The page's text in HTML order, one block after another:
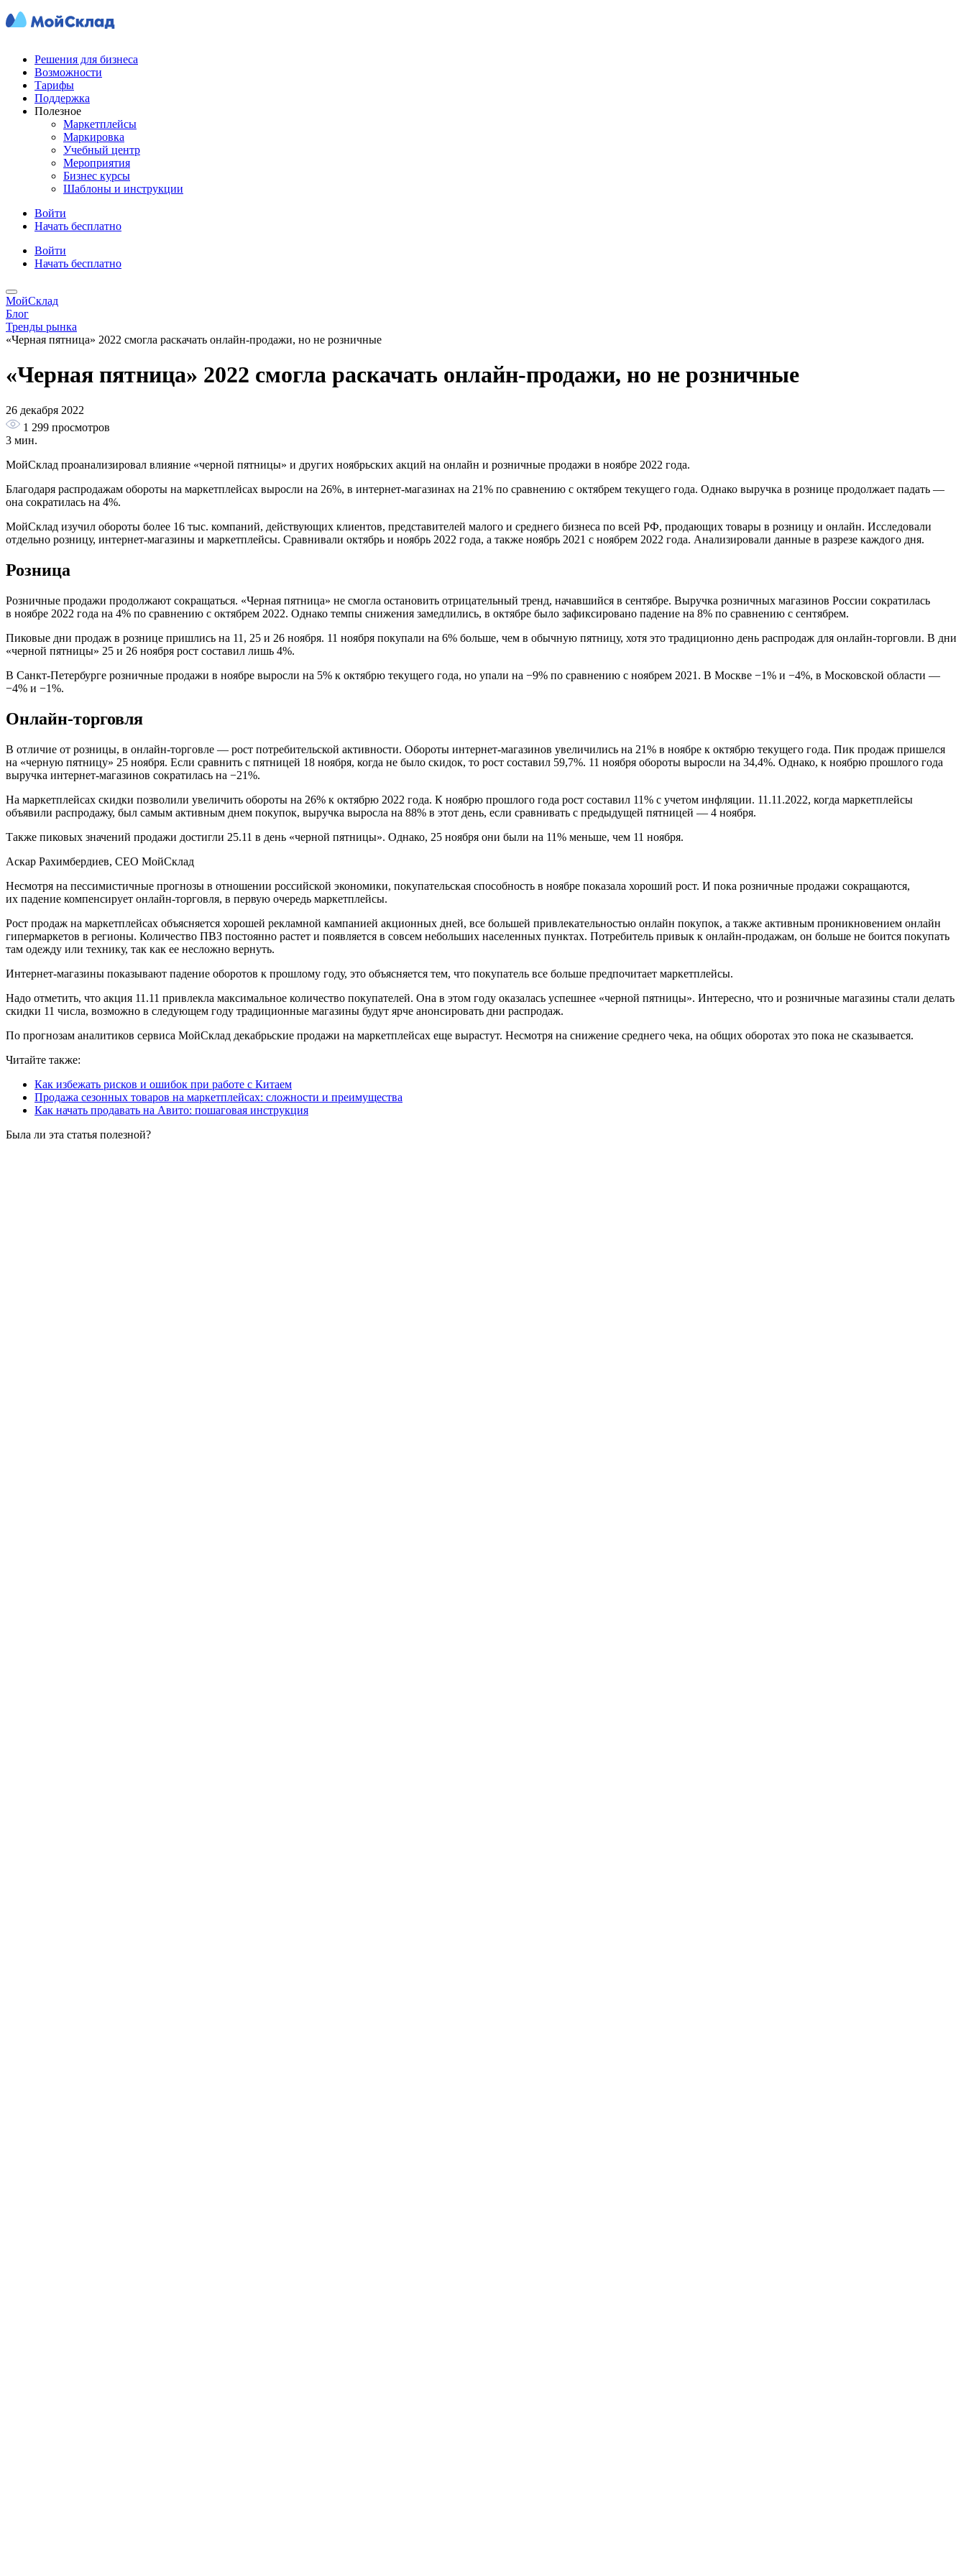
Решения для бизнеса
Возможности
Тарифы
Поддержка
Полезное
Маркетплейсы
Маркировка
Учебный центр
Мероприятия
Бизнес курсы
Шаблоны и инструкции
Войти
Начать бесплатно
Войти
Начать бесплатно
МойСклад
Блог
Тренды рынка
«Черная пятница» 2022 смогла раскачать онлайн-продажи, но не розничные
«Черная пятница» 2022 смогла раскачать онлайн-продажи, но не розничные
26 декабря 2022
1 299 просмотров
3 мин.
МойСклад проанализировал влияние «черной пятницы» и других ноябрьских акций на онлайн и розничные продажи в ноябре 2022 года.
Благодаря распродажам обороты на маркетплейсах выросли на 26%, в интернет-магазинах на 21% по сравнению с октябрем текущего года. Однако выручка в рознице продолжает падать —
она сократилась на 4%.
МойСклад изучил обороты более 16 тыс. компаний, действующих клиентов, представителей малого и среднего бизнеса по всей РФ, продающих товары в розницу и онлайн. Исследовали
отдельно розницу, интернет-магазины и маркетплейсы. Сравнивали октябрь и ноябрь 2022 года, а также ноябрь 2021 с ноябрем 2022 года. Анализировали данные в разрезе каждого дня.
Розница
Розничные продажи продолжают сокращаться. «Черная пятница» не смогла остановить отрицательный тренд, начавшийся в сентябре. Выручка розничных магазинов России сократилась
в ноябре 2022 года на 4% по сравнению с октябрем 2022. Однако темпы снижения замедлились, в октябре было зафиксировано падение на 8% по сравнению с сентябрем.
Пиковые дни продаж в рознице пришлись на 11, 25 и 26 ноября. 11 ноября покупали на 6% больше, чем в обычную пятницу, хотя это традиционно день распродаж для онлайн-торговли. В дни
«черной пятницы» 25 и 26 ноября рост составил лишь 4%.
В Санкт-Петербурге розничные продажи в ноябре выросли на 5% к октябрю текущего года, но упали на −9% по сравнению с ноябрем 2021. В Москве −1% и −4%, в Московской области —
−4% и −1%.
Онлайн-торговля
В отличие от розницы, в онлайн-торговле — рост потребительской активности. Обороты интернет-магазинов увеличились на 21% в ноябре к октябрю текущего года. Пик продаж пришелся
на «черную пятницу» 25 ноября. Если сравнить с пятницей 18 ноября, когда не было скидок, то рост составил 59,7%. 11 ноября обороты выросли на 34,4%. Однако, к ноябрю прошлого года
выручка интернет-магазинов сократилась на −21%.
На маркетплейсах скидки позволили увеличить обороты на 26% к октябрю 2022 года. К ноябрю прошлого года рост составил 11% c учетом инфляции. 11.11.2022, когда маркетплейсы
объявили распродажу, был самым активным днем покупок, выручка выросла на 88% в этот день, если сравнивать с предыдущей пятницей — 4 ноября.
Также пиковых значений продажи достигли 25.11 в день «черной пятницы». Однако, 25 ноября они были на 11% меньше, чем 11 ноября.
Аскар Рахимбердиев, CEO МойСклад
Несмотря на пессимистичные прогнозы в отношении российской экономики, покупательская способность в ноябре показала хороший рост. И пока розничные продажи сокращаются,
их падение компенсирует онлайн-торговля, в первую очередь маркетплейсы.
Рост продаж на маркетплейсах объясняется хорошей рекламной кампанией акционных дней, все большей привлекательностью онлайн покупок, а также активным проникновением онлайн
гипермаркетов в регионы. Количество ПВЗ постоянно растет и появляется в совсем небольших населенных пунктах. Потребитель привык к онлайн-продажам, он больше не боится покупать
там одежду или технику, так как ее несложно вернуть.
Интернет-магазины показывают падение оборотов к прошлому году, это объясняется тем, что покупатель все больше предпочитает маркетплейсы.
Надо отметить, что акция 11.11 привлекла максимальное количество покупателей. Она в этом году оказалась успешнее «черной пятницы». Интересно, что и розничные магазины стали делать
скидки 11 числа, возможно в следующем году традиционные магазины будут ярче анонсировать дни распродаж.
По прогнозам аналитиков сервиса МойСклад декабрьские продажи на маркетплейсах еще вырастут. Несмотря на снижение среднего чека, на общих оборотах это пока не сказывается.
Читайте также:
Как избежать рисков и ошибок при работе с Китаем
Продажа сезонных товаров на маркетплейсах: сложности и преимущества
Как начать продавать на Авито: пошаговая инструкция
Была ли эта статья полезной?